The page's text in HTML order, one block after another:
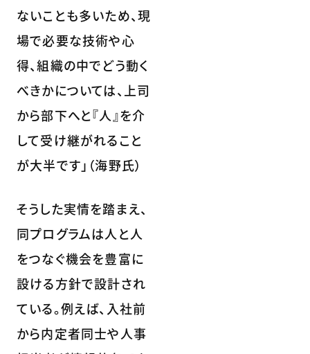
ないことも多いため、現
場で必要な技術や心
得、組織の中でどう動く
べきかについては、上司
から部下へと『人』を介
して受け継がれること
が大半です」（海野氏）
そうした実情を踏まえ、
同プログラムは人と人
をつなぐ機会を豊富に
設ける方針で設計され
ている。例えば、入社前
から内定者同士や人事